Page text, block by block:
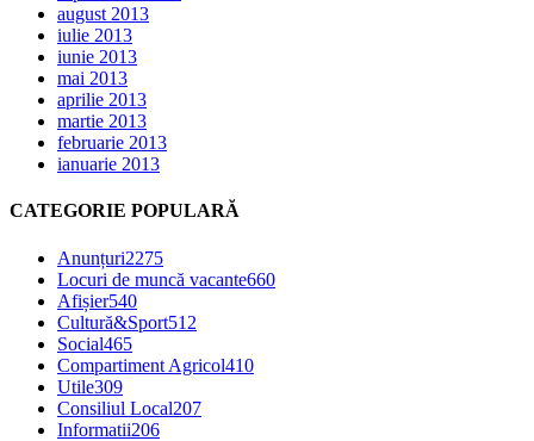
august 2013
iulie 2013
iunie 2013
mai 2013
aprilie 2013
martie 2013
februarie 2013
ianuarie 2013
CATEGORIE POPULARĂ
Anunțuri2275
Locuri de muncă vacante660
Afișier540
Cultură&Sport512
Social465
Compartiment Agricol410
Utile309
Consiliul Local207
Informatii206